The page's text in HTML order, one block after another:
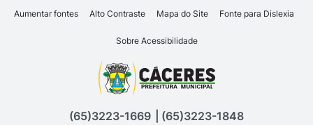
Seção de atalhos e links
Ir para o conteúdo [alt+1]
Ir para o rodapé [alt+4]
Aumentar fontes Alto Contraste Mapa do Site Fonte para Dislexia
Sobre Acessibilidade
Seção do menu principal
(65)3223-1669
(65)3223-1848